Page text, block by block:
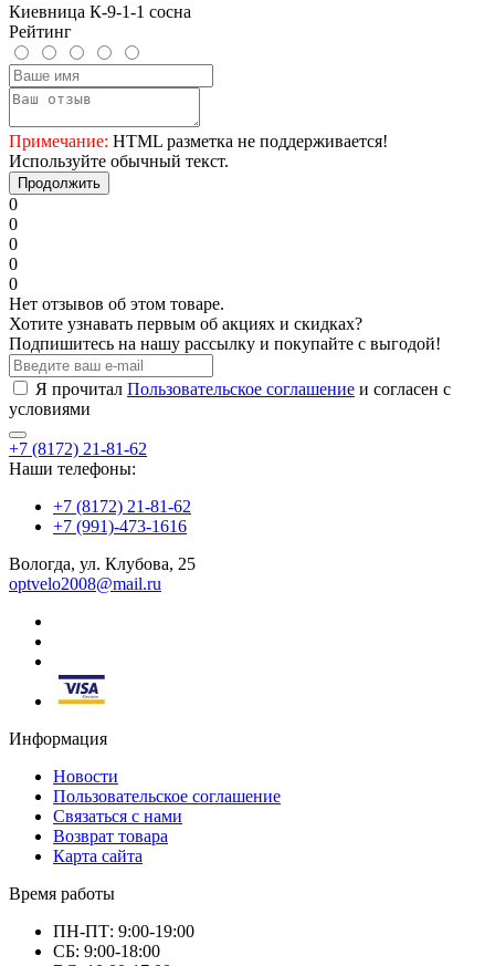
Киевница К-9-1-1 сосна
Рейтинг
Примечание: HTML разметка не поддерживается!
Используйте обычный текст.
Продолжить
0
0
0
0
0
Нет отзывов об этом товаре.
Хотите узнавать первым об акциях и скидках?
Подпишитесь на нашу рассылку и покупайте с выгодой!
Я прочитал Пользовательское соглашение и согласен с
условиями
+7 (8172) 21-81-62
Наши телефоны:
+7 (8172) 21-81-62
+7 (991)-473-1616
Вологда, ул. Клубова, 25
optvelo2008@mail.ru
Информация
Новости
Пользовательское соглашение
Связаться с нами
Возврат товара
Карта сайта
Время работы
ПН-ПТ: 9:00-19:00
СБ: 9:00-18:00